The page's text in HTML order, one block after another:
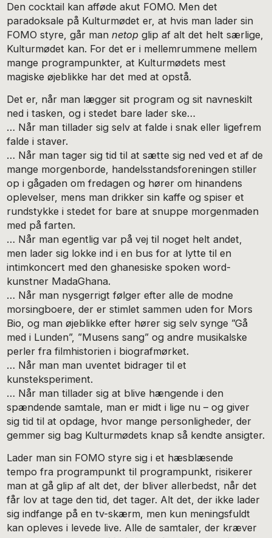
Den cocktail kan afføde akut FOMO. Men det
paradoksale på Kulturmødet er, at hvis man lader sin
FOMO styre, går mannetop glip af alt det helt særlige,
Kulturmødet kan. For det er i mellemrummene mellem
mange programpunkter, at Kulturmødets mest
magiske øjeblikke har det med at opstå.
Det er, når man lægger sit program og sit navneskilt
ned i tasken, og i stedet bare lader ske…
… Når man tillader sig selv at falde i snak eller ligefrem
falde i staver.
… Når man tager sig tid til at sætte sig ned ved et af de
mange morgenborde, handelsstandsforeningen stiller
op i gågaden om fredagen og hører om hinandens
oplevelser, mens man drikker sin kaffe og spiser et
rundstykke i stedet for bare at snuppe morgenmaden
med på farten.
… Når man egentlig var på vej til noget helt andet,
men lader sig lokke ind i en bus for at lytte til en
intimkoncert med den ghanesiske spoken word-
kunstner MadaGhana.
… Når man nysgerrigt følger efter alle de modne
morsingboere, der er stimlet sammen uden for Mors
Bio, og man øjeblikke efter hører sig selv synge ”Gå
med i Lunden”, ”Musens sang” og andre musikalske
perler fra filmhistorien i biografmørket.
… Når man man uventet bidrager til et
kunsteksperiment.
… Når man tillader sig at blive hængende i den
spændende samtale, man er midt i lige nu – og giver
sig tid til at opdage, hvor mange personligheder, der
gemmer sig bag Kulturmødets knap så kendte ansigter.
Lader man sin FOMO styre sig i et hæsblæsende
tempo fra programpunkt til programpunkt, risikerer
man at gå glip af alt det, der bliver allerbedst, når det
får lov at tage den tid, det tager. Alt det, der ikke lader
sig indfange på en tv-skærm, men kun meningsfuldt
kan opleves i levede live. Alle de samtaler, der kræver